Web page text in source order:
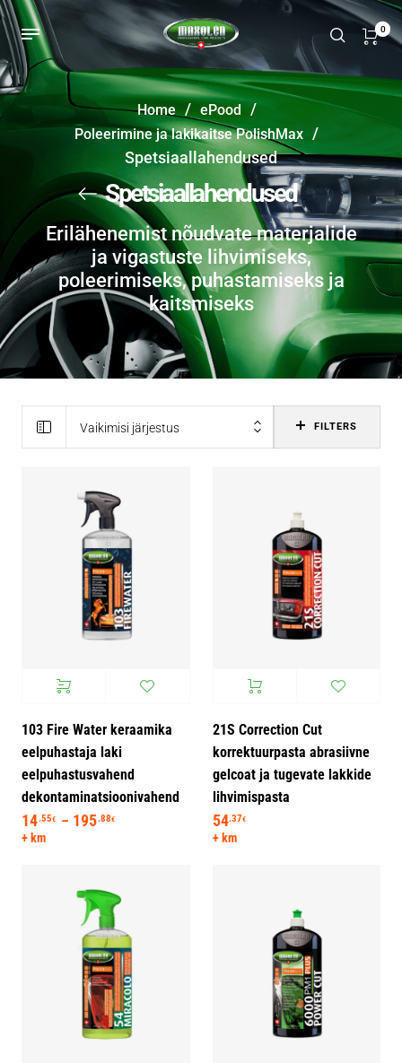
0
Home / ePood /
Poleerimine ja lakikaitse PolishMax /
Spetsiaallahendused
Spetsiaallahendused
Erilähenemist nõudvate materjalide
ja vigastuste lihvimiseks,
poleerimiseks, puhastamiseks ja
kaitsmiseks
Vaikimisi järjestus FILTERS
103 Fire Water keraamika
eelpuhastaja laki
eelpuhastusvahend
dekontaminatsioonivahend
14.55€ – 195.88€ Hinnavahemik: 14.55€ kuni 195.88€
+ km
21S Correction Cut
korrektuurpasta abrasiivne
gelcoat ja tugevate lakkide
lihvimispasta
54.37€
+ km